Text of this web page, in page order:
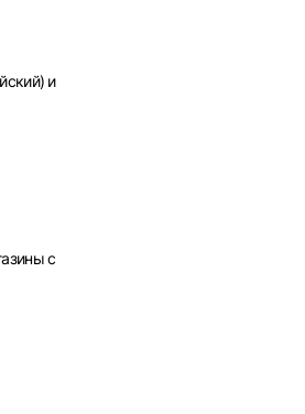
и
с